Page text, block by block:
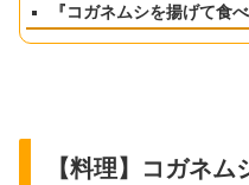
『コガネムシを揚げて食
【料理】コガネム